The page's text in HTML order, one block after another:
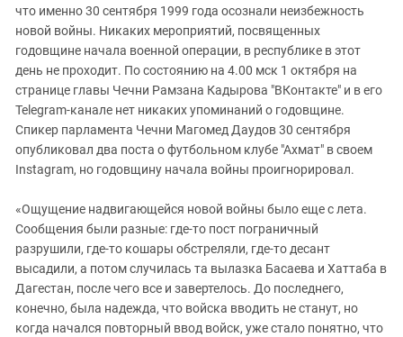
что именно 30 сентября 1999 года осознали неизбежность
новой войны. Никаких мероприятий, посвященных
годовщине начала военной операции, в республике в этот
день не проходит. По состоянию на 4.00 мск 1 октября на
странице главы Чечни Рамзана Кадырова "ВКонтакте" и в его
Telegram-канале нет никаких упоминаний о годовщине.
Спикер парламента Чечни Магомед Даудов 30 сентября
опубликовал два поста о футбольном клубе "Ахмат" в своем
Instagram, но годовщину начала войны проигнорировал.
«Ощущение надвигающейся новой войны было еще с лета.
Сообщения были разные: где-то пост пограничный
разрушили, где-то кошары обстреляли, где-то десант
высадили, а потом случилась та вылазка Басаева и Хаттаба в
Дагестан, после чего все и завертелось. До последнего,
конечно, была надежда, что войска вводить не станут, но
когда начался повторный ввод войск, уже стало понятно, что